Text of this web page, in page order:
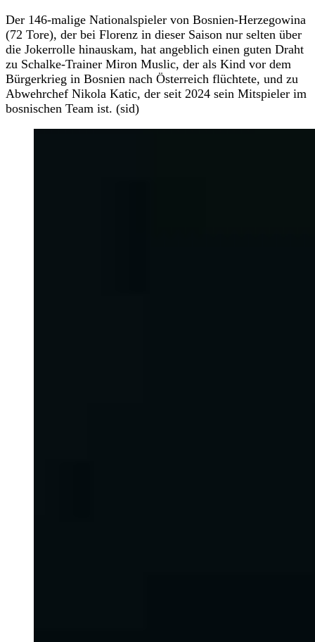
Der 146-malige Nationalspieler von Bosnien-Herzegowina
(72 Tore), der bei Florenz in dieser Saison nur selten über
die Jokerrolle hinauskam, hat angeblich einen guten Draht
zu Schalke-Trainer Miron Muslic, der als Kind vor dem
Bürgerkrieg in Bosnien nach Österreich flüchtete, und zu
Abwehrchef Nikola Katic, der seit 2024 sein Mitspieler im
bosnischen Team ist. (sid)